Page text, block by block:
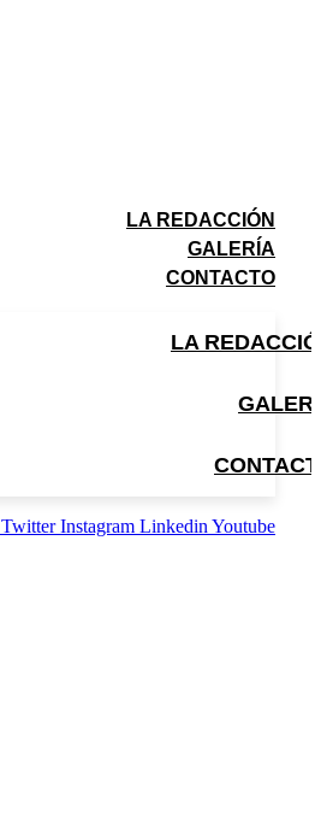
LA REDACCIÓN
GALERÍA
CONTACTO
LA
Twitter Instagram Linkedin Youtube